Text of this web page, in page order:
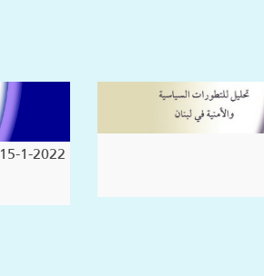
15-1-2022